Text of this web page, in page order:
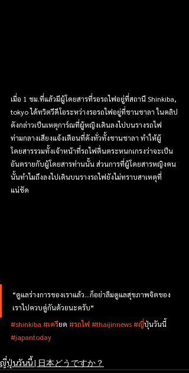
เมื่อ 1 ชม.ที่แล้วมีผู้โดยสารที่รอรถไฟอยู่ที่สถานี Shinkiba,
tokyo ได้ทวิตวีดีโอระหว่างรอรถไฟอยู่ที่ชานชาลา ในคลิป
ดังกล่าวเป็นเหตุการ์ณที่ผู้หญิงเดินลงไปบนรางรถไฟ
ท่ามกลางเสียงแจ้งเตือนที่ดังทั่วทั้งชานชาลา ทำให้ผู้
โดยสารรวมทั้งเจ้าหน้าที่รถไฟตื่นตระหนกเกรงว่าจะเป็น
อันตรายกับผู้โดยสารท่านนั้น ส่วนการที่ผู้โดยสารหญิงคน
นั้นทำไมถึงลงไปเดินบนรางรถไฟยังไม่ทราบสาเหตุที่
แน่ชัด
“ดูแลร่างการของเราแล้ว...ก็อย่าลืมดูแลสุขภาพจิตของ
เราไปควบคู่กันด้วยนะครับ”
#shinkiba #เครียด #รถไฟ #thaijinnews#ญี่ปุ่นวันนี้
#japantoday
ญี่ปุ่นวันนี้ | 日本どうですか？